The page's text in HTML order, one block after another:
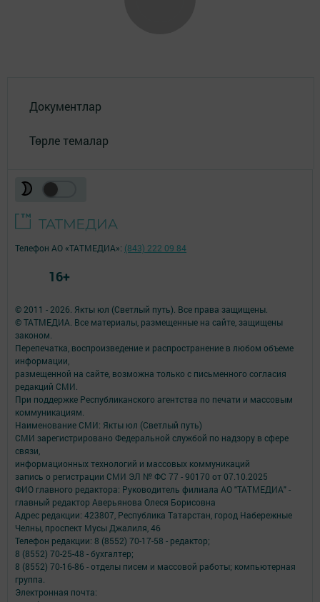
Документлар
Төрле темалар
© 2011 - 2026. Якты юл (Светлый путь). Все права защищены.
© ТАТМЕДИА. Все материалы, размещенные на сайте, защищены
законом.
Перепечатка, воспроизведение и распространение в любом объеме
информации,
размещенной на сайте, возможна только с письменного согласия
редакций СМИ.
При поддержке Республиканского агентства по печати и массовым
коммуникациям.
Наименование СМИ: Якты юл (Светлый путь)
СМИ зарегистрировано Федеральной службой по надзору в сфере
связи,
информационных технологий и массовых коммуникаций
запись о регистрации СМИ ЭЛ № ФС 77 - 90170 от 07.10.2025
ФИО главного редактора: Руководитель филиала АО "ТАТМЕДИА" -
главный редактор Аверьянова Олеся Борисовна
Адрес редакции: 423807, Республика Татарстан, город Набережные
Челны, проспект Мусы Джалиля, 46
Телефон редакции: 8 (8552) 70-17-58 - редактор;
8 (8552) 70-25-48 - бухгалтер;
8 (8552) 70-16-86 - отделы писем и массовой работы; компьютерная
группа.
Электронная почта:
Телефон АО «ТАТМЕДИА»: (843) 222 09 84
16+